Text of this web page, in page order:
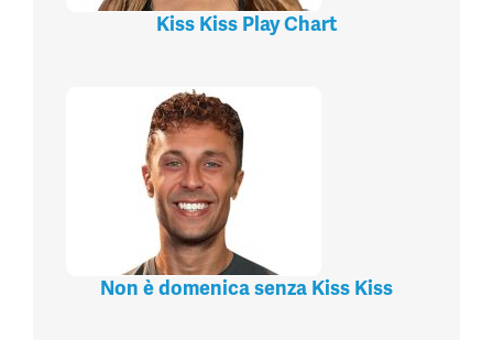
Kiss Kiss Play Chart
Non è domenica senza Kiss Kiss